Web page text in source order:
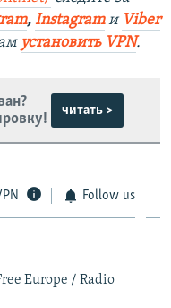
, Instagramи Viber
установить VPN.
читать >
Follow us
Europe / Radio